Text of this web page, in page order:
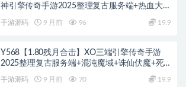
神引擎传奇手游2025整理复古服务端+热血大陆
手游源码 9 月前 96 19.9
Y568【1.80残月合击】XO三端引擎传奇手游
2025整理复古服务端+混沌魔域+诛仙伏魔+死
手游源码 9 月前 70 19.9